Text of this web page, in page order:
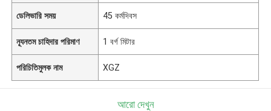
ডেলিভারি সময় 45 কর্মদিবস
ন্যূনতম চাহিদার পরিমাণ 1 বর্গ মিটার
পরিচিতিমুলক নাম XGZ
আরো দেখুন